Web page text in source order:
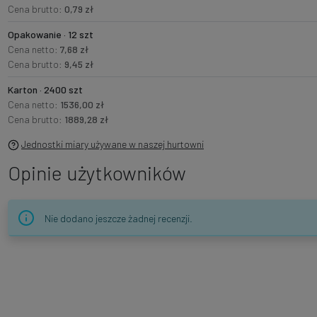
Cena brutto: 0,79 zł
Opakowanie · 12 szt
Cena netto: 7,68 zł
Cena brutto: 9,45 zł
Karton · 2400 szt
Cena netto: 1536,00 zł
Cena brutto: 1889,28 zł
Jednostki miary używane w naszej hurtowni
Opinie użytkowników
Nie dodano jeszcze żadnej recenzji.